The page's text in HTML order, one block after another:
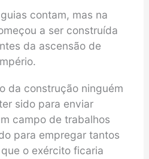
contam, mas na
a ser construída
da ascensão de
da construção ninguém
sido para enviar
campo de trabalhos
para empregar tantos
o exército ficaria